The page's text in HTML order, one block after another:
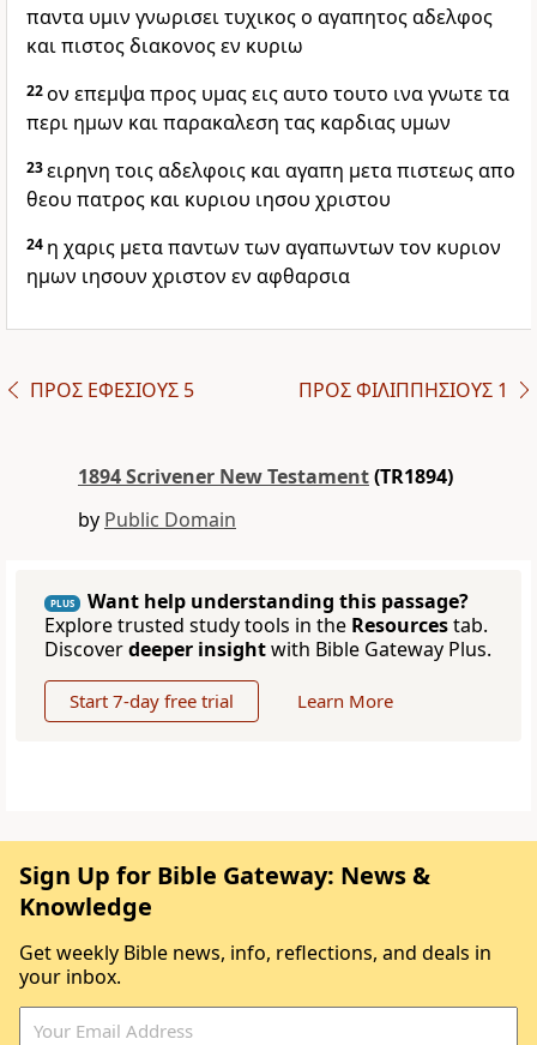
παντα υμιν γνωρισει τυχικος ο αγαπητος αδελφος
και πιστος διακονος εν κυριω
22ον επεμψα προς υμας εις αυτο τουτο ινα γνωτε τα
περι ημων και παρακαλεση τας καρδιας υμων
23ειρηνη τοις αδελφοις και αγαπη μετα πιστεως απο
θεου πατρος και κυριου ιησου χριστου
24 η χαρις μετα παντων των αγαπωντων τον κυριον
ημων ιησουν χριστον εν αφθαρσια
ΠΡΟΣ ΕΦΕΣΙΟΥΣ 5 ΠΡΟΣ ΦΙΛΙΠΠΗΣΙΟΥΣ 1
1894 Scrivener New Testament(TR1894)
by Public Domain
PLUS
Want help understanding this passage?
Explore trusted study tools in the Resourcestab.
Discoverdeeper insightwith Bible Gateway Plus.
Start 7-day free trial Learn More
Sign Up for Bible Gateway: News &
Knowledge
Get weekly Bible news, info, reflections, and deals in
your inbox.